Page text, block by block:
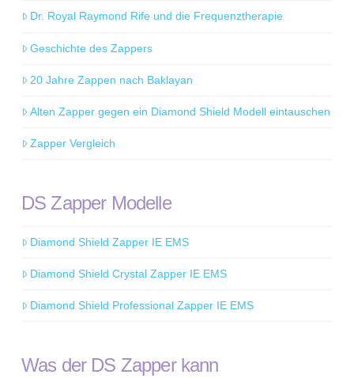
Dr. Royal Raymond Rife und die Frequenztherapie
Geschichte des Zappers
20 Jahre Zappen nach Baklayan
Alten Zapper gegen ein Diamond Shield Modell eintauschen
Zapper Vergleich
DS Zapper Modelle
Diamond Shield Zapper IE EMS
Diamond Shield Crystal Zapper IE EMS
Diamond Shield Professional Zapper IE EMS
Was der DS Zapper kann